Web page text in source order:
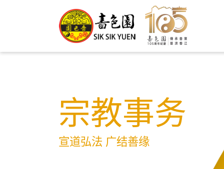
宗教事务
宣道弘法 广结善缘